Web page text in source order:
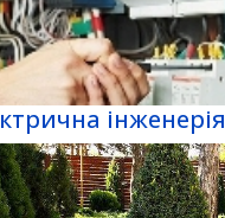
інженерія